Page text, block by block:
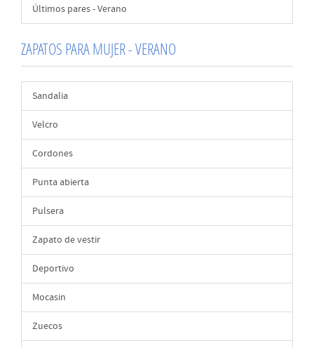
Últimos pares - Verano
ZAPATOS PARA MUJER - VERANO
Sandalia
Velcro
Cordones
Punta abierta
Pulsera
Zapato de vestir
Deportivo
Mocasin
Zuecos